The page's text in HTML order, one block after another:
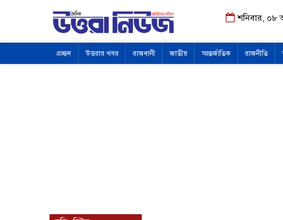
শনিবার, ০৮
প্রচ্ছদ উত্তরার খবর রাজধানী জাতীয় আন্তর্জাতিক রাজনীতি